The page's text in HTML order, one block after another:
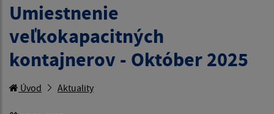
Umiestnenie
veľkokapacitných
kontajnerov - Október 2025
Úvod Aktuality